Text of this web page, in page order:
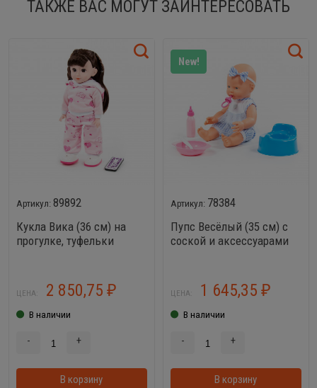
ТАКЖЕ ВАС МОГУТ ЗАИНТЕРЕСОВАТЬ
89892
Кукла Вика (36 см) на
прогулке, туфельки
ЦЕНА: 2 850,75 ₽
В наличии
- +
В корзину В корзинке
New!
78384
Пупс Весёлый (35 см) с
соской и аксессуарами
ЦЕНА: 1 645,35 ₽
В наличии
- +
В корзину